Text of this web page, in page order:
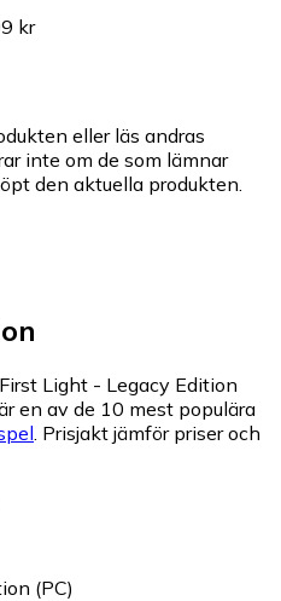
kr
eller läs andras
inte om de som lämnar
den aktuella produkten.
Light - Legacy Edition
en av de 10 mest populära
Prisjakt jämför priser och
(PC)